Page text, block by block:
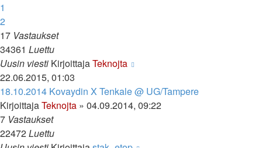
1
2
17 Vastaukset
34361 Luettu
Uusin viesti KirjoittajaTeknojta
22.06.2015, 01:03
18.10.2014 Kovaydin X Tenkale @ UG/Tampere
KirjoittajaTeknojta » 04.09.2014, 09:22
7 Vastaukset
22472Luettu